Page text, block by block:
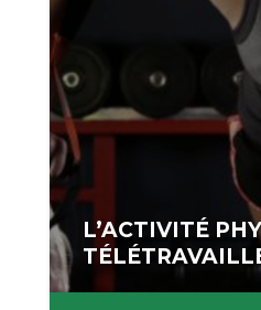
L’ACTIVITÉ